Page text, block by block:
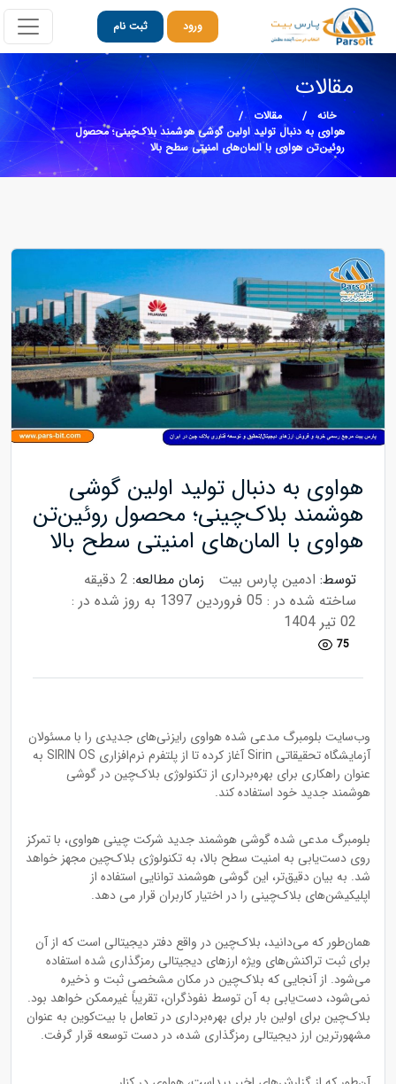
ورود ثبت نام
مقالات
خانه
مقالات
هواوی به دنبال تولید اولین گوشی هوشمند بلاک‌چینی؛ محصول
روئین‌تن هواوی با المان‌های امنیتی سطح بالا
هواوی به دنبال تولید اولین گوشی
هوشمند بلاک‌چینی؛ محصول روئین‌تن
هواوی با المان‌های امنیتی سطح بالا
توسط: ادمین پارس بیت زمان مطالعه: 2 دقیقه
ساخته شده در : 05 فروردین 1397
به روز شده در :
02 تیر 1404
75
وب‌سایت بلومبرگ مدعی شده هواوی رایزنی‌های جدیدی را با مسئولان
آزمایشگاه تحقیقاتی Sirin آغاز کرده تا از پلتفرم نرم‌افزاری SIRIN OS به
عنوان راهکاری برای بهره‌برداری از تکنولوژی بلاک‌چین در گوشی
هوشمند جدید خود استفاده کند.
بلومبرگ مدعی شده گوشی هوشمند جدید شرکت چینی هواوی، با تمرکز
روی دست‌یابی به امنیت سطح بالا، به تکنولوژی بلاک‌چین مجهز خواهد
شد. به بیان دقیق‌تر، این گوشی هوشمند توانایی استفاده از
اپلیکیشن‌های بلاک‌چینی را در اختیار کاربران قرار می دهد.
همان‌طور که می‌دانید، بلاک‌چین در واقع دفتر دیجیتالی است که از آن
برای ثبت تراکنش‌های ویژه ارزهای دیجیتالی رمزگذاری شده استفاده
می‌شود. از آنجایی که بلاک‌چین در مکان مشخصی ثبت و ذخیره
نمی‌شود، دست‌یابی به آن توسط نفوذگران، تقریباً غیرممکن خواهد بود.
بلاک‌چین برای اولین بار برای بهره‌برداری در تعامل با بیت‌کوین به عنوان
مشهورترین ارز دیجیتالی رمزگذاری شده، در دست توسعه قرار گرفت.